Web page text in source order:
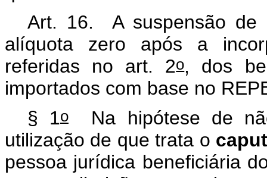
Art. 16. A suspensão de
alíquota zero após a
referidas no art. 2o, dos
importados com base no
§ 1oNa hipótese de
utilização de que trata o caput
pessoa jurídica beneficiária